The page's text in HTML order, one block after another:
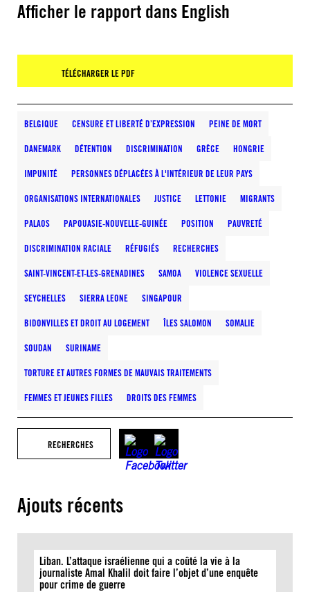
Afficher le rapport dans English
TÉLÉCHARGER LE PDF
BELGIQUE CENSURE ET LIBERTÉ D’EXPRESSION PEINE DE MORT
DANEMARK DÉTENTION DISCRIMINATION GRÈCE HONGRIE
IMPUNITÉ PERSONNES DÉPLACÉES À L'INTÉRIEUR DE LEUR PAYS
ORGANISATIONS INTERNATIONALES JUSTICE LETTONIE MIGRANTS
PALAOS PAPOUASIE-NOUVELLE-GUINÉE POSITION PAUVRETÉ
DISCRIMINATION RACIALE RÉFUGIÉS RECHERCHES
SAINT-VINCENT-ET-LES-GRENADINES SAMOA VIOLENCE SEXUELLE
SEYCHELLES SIERRA LEONE SINGAPOUR
BIDONVILLES ET DROIT AU LOGEMENT ÎLES SALOMON SOMALIE
SOUDAN SURINAME
TORTURE ET AUTRES FORMES DE MAUVAIS TRAITEMENTS
FEMMES ET JEUNES FILLES DROITS DES FEMMES
RECHERCHES
Ajouts récents
Liban. L’attaque israélienne qui a coûté la vie à la
journaliste Amal Khalil doit faire l’objet d’une enquête
pour crime de guerre